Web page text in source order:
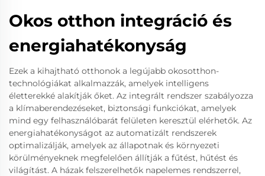
Okos otthon integráció és
energiahatékonyság
Ezek a kihajtható otthonok a legújabb okosotthon-
technológiákat alkalmazzák, amelyek intelligens
életterekké alakítják őket. Az integrált rendszer szabályozza
a klímaberendezéseket, biztonsági funkciókat, amelyek
mind egy felhasználóbarát felületen keresztül elérhetők. Az
energiahatékonyságot az automatizált rendszerek
optimalizálják, amelyek az állapotnak és környezeti
körülményeknek megfelelően állítják a fűtést, hűtést és
világítást. A házak felszerelhetők napelemes rendszerrel,